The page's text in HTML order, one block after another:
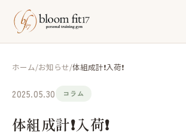
ホーム/お知らせ/体組成計❗️入荷❗️
2025.05.30 コラム
体組成計❗️入荷❗️